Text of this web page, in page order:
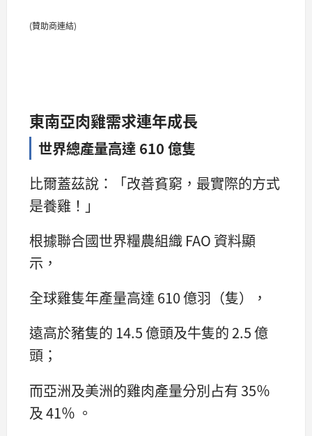
(贊助商連結)
東南亞肉雞需求連年成長
世界總產量高達 610 億隻
比爾蓋茲說：「改善貧窮，最實際的方式
是養雞！」
根據聯合國世界糧農組織 FAO 資料顯
示，
全球雞隻年產量高達 610 億羽（隻），
遠高於豬隻的 14.5 億頭及牛隻的 2.5 億
頭；
而亞洲及美洲的雞肉產量分別占有 35％
及 41％ 。